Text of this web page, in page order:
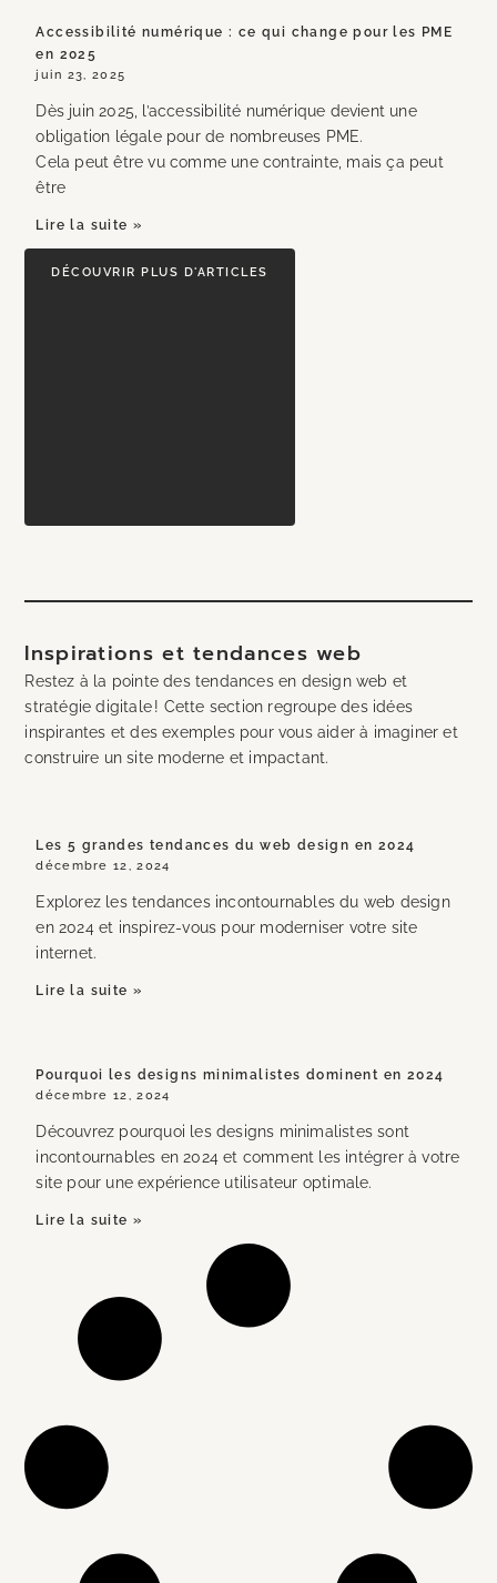
Accessibilité numérique : ce qui change pour les PME
en 2025
juin 23, 2025
Dès juin 2025, l’accessibilité numérique devient une
obligation légale pour de nombreuses PME.
Cela peut être vu comme une contrainte, mais ça peut
être
Lire la suite »
DÉCOUVRIR PLUS D'ARTICLES
Inspirations et tendances web
Restez à la pointe des tendances en design web et
stratégie digitale ! Cette section regroupe des idées
inspirantes et des exemples pour vous aider à imaginer et
construire un site moderne et impactant.
Les 5 grandes tendances du web design en 2024
décembre 12, 2024
Explorez les tendances incontournables du web design
en 2024 et inspirez-vous pour moderniser votre site
internet.
Lire la suite »
Pourquoi les designs minimalistes dominent en 2024
décembre 12, 2024
Découvrez pourquoi les designs minimalistes sont
incontournables en 2024 et comment les intégrer à votre
site pour une expérience utilisateur optimale.
Lire la suite »